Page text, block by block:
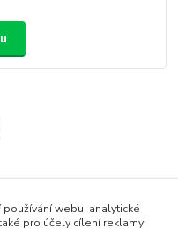
webu, analytické
pro účely cílení reklamy